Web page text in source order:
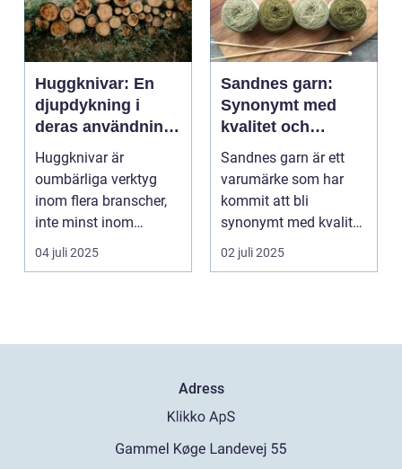
Huggknivar: En
djupdykning i
deras användning
och betydelse
Huggknivar är
oumbärliga verktyg
inom flera branscher,
inte minst inom
skogsindustrin och ...
04 juli 2025
Sandnes garn:
Synonymt med
kvalitet och
tradition
Sandnes garn är ett
varumärke som har
kommit att bli
synonymt med kvalitet
och tradition i...
02 juli 2025
Adress